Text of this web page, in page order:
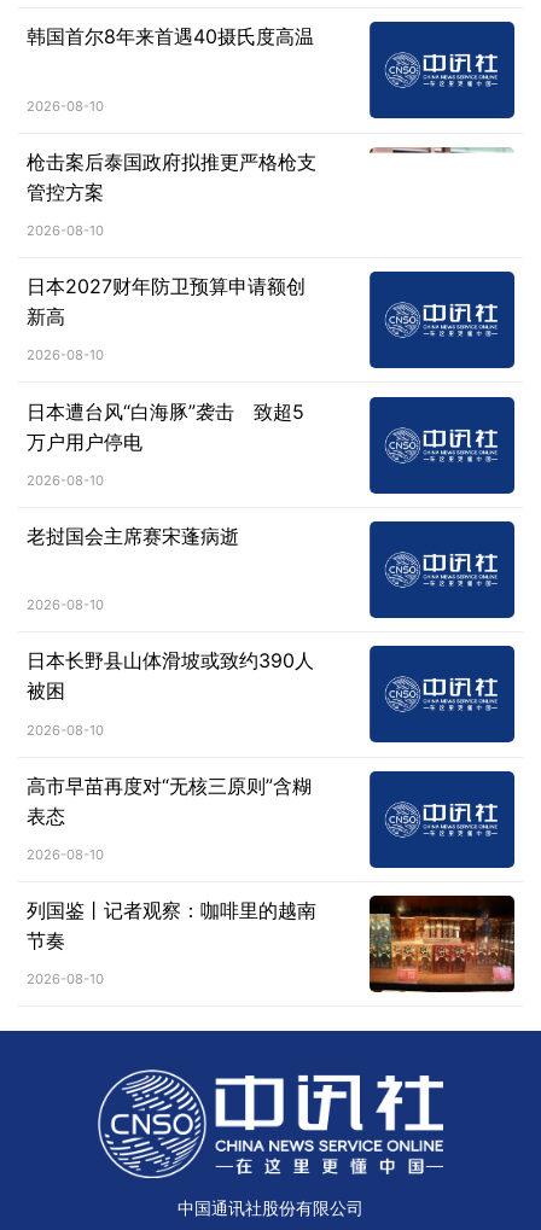
韩国首尔8年来首遇40摄氏度高温
2026-08-10
枪击案后泰国政府拟推更严格枪支
管控方案
2026-08-10
日本2027财年防卫预算申请额创
新高
2026-08-10
日本遭台风“白海豚”袭击 致超5
万户用户停电
2026-08-10
老挝国会主席赛宋蓬病逝
2026-08-10
日本长野县山体滑坡或致约390人
被困
2026-08-10
高市早苗再度对“无核三原则”含糊
表态
2026-08-10
列国鉴丨记者观察：咖啡里的越南
节奏
2026-08-10
中国通讯社股份有限公司